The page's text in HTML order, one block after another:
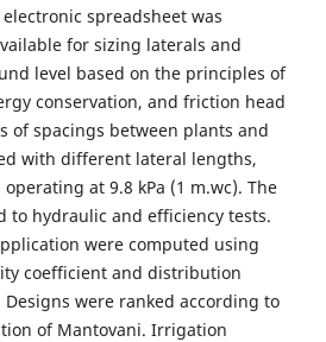
spreadsheet was
for sizing laterals and
level based on the principles of
conservation, and friction head
of spacings between plants and
with different lateral lengths,
at 9.8 kPa (1 m.wc). The
to hydraulic and efficiency tests.
were computed using
coefficient and distribution
were ranked according to
of Mantovani. Irrigation